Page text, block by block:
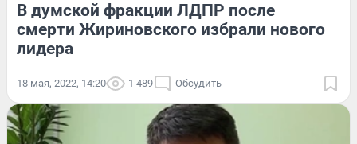
В думской фракции ЛДПР после
смерти Жириновского избрали нового
лидера
18 мая, 2022, 14:20 1 489 Обсудить